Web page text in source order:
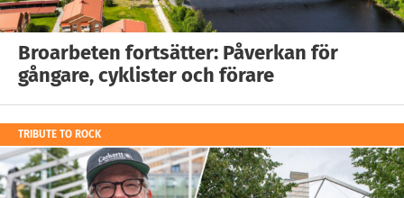
Broarbeten fortsätter: Påverkan för
gångare, cyklister och förare
TRIBUTE TO ROCK